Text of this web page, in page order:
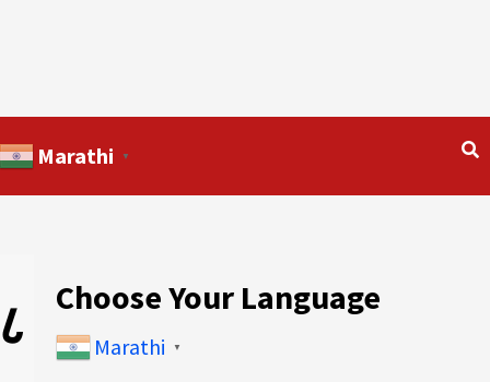
Marathi ▼
Choose Your Language
Marathi ▼